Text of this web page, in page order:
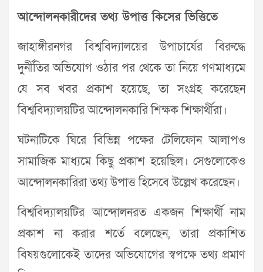
আন্দোলনকারীদের তথ্য উপাত্ত কিসের ভিত্তিতে
জাহাঙ্গীরনগর বিশ্ববিদ্যালয়ের উপাচার্যের বিরুদ্ধে
দুর্নীতির অভিযোগ ওঠার পর থেকে তা নিয়ে গণমাধ্যমে
যে সব খবর প্রকাশ হয়েছে, তা সংগ্রহ করেছেন
বিশ্ববিদ্যালয়টির আন্দোলনকারি শিক্ষক শিক্ষার্থীরা।
ঘটনাটিকে ঘিরে বিভিন্ন পক্ষের টেলিফোন আলাপও
সামাজিক মাধ্যমে কিছু প্রকাশ হয়েছিল। সেগুলোকেও
আন্দোলনকারিরা তথ্য উপাত্ত হিসেবে উল্লেখ করেছেন।
বিশ্ববিদ্যালয়টির আন্দোলনরত একজন শিক্ষার্থী নাম
প্রকাশ না করার শর্তে বলেছেন, তারা প্রকাশিত
বিষয়গুলোকেই তাদের অভিযোগের স্বপক্ষে তথ্য প্রমাণ